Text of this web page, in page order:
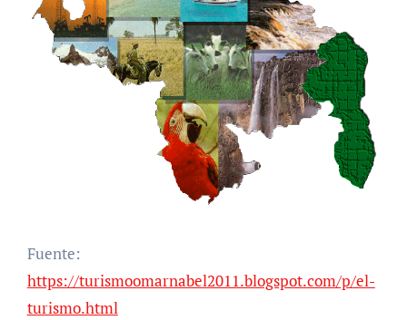
Fuente:
https://turismoomarnabel2011.blogspot.com/p/el-
turismo.html